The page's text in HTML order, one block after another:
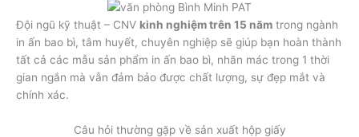
Đội ngũ kỹ thuật – CNV kinh nghiệm trên 15 năm trong ngành
in ấn bao bì, tâm huyết, chuyên nghiệp sẽ giúp bạn hoàn thành
tất cả các mẫu sản phẩm in ấn bao bì, nhãn mác trong 1 thời
gian ngắn mà vẫn đảm bảo được chất lượng, sự đẹp mắt và
chính xác.
Câu hỏi thường gặp về sản xuất hộp giấy